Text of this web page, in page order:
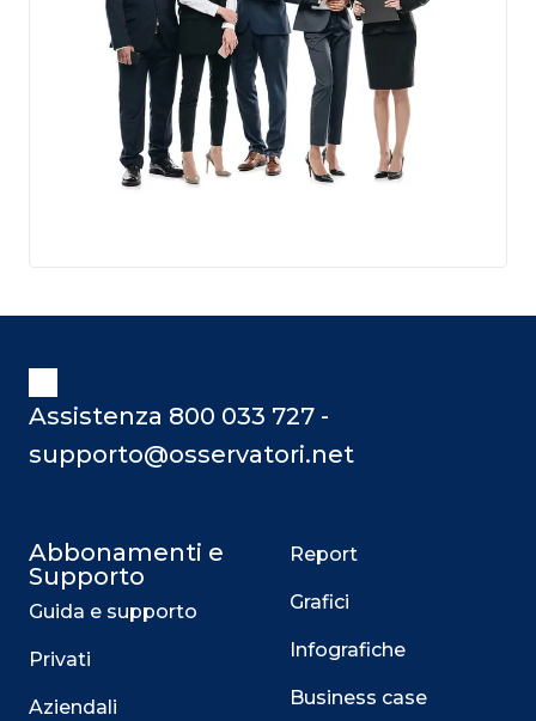
Assistenza 800 033 727 -
supporto@osservatori.net
Abbonamenti e
Supporto
Guida e supporto
Privati
Aziendali
Report
Grafici
Infografiche
Business case